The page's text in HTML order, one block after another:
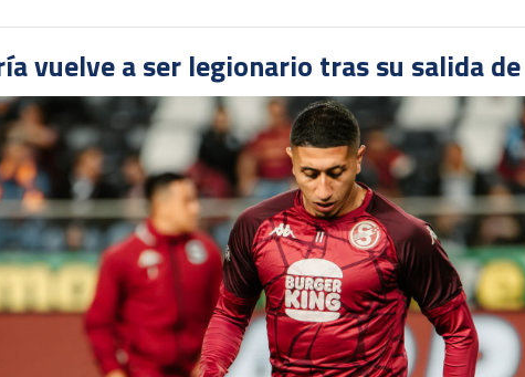
vuelve a ser legionario tras su salida